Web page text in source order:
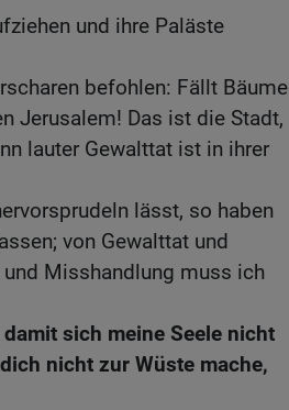
und ihre Paläste
befohlen: Fällt Bäume
Jerusalem! Das ist die Stadt,
lauter Gewalttat ist in ihrer
lässt, so haben
von Gewalttat und
Misshandlung muss ich
sich meine Seele nicht
nicht zur Wüste mache,